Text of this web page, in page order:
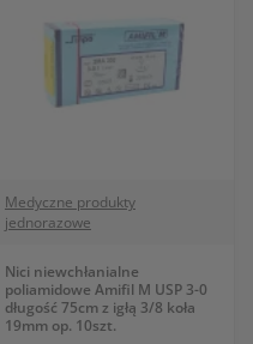
Medyczne produkty
jednorazowe
Nici niewchłanialne
poliamidowe Amifil M USP 3-0
długość 75cm z igłą 3/8 koła
19mm op. 10szt.